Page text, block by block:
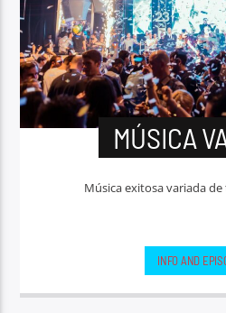
MÚSICA
Música exitosa variada
INFO AND